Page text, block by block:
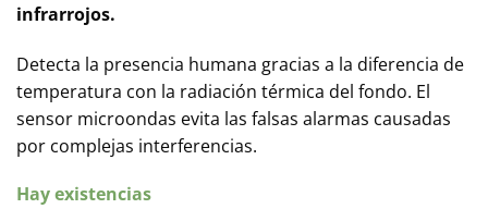
infrarrojos.
Detecta la presencia humana gracias a la diferencia de
temperatura con la radiación térmica del fondo. El
sensor microondas evita las falsas alarmas causadas
por complejas interferencias.
Hay existencias